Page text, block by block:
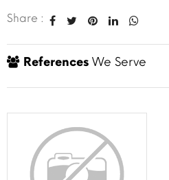
Share :
References We Serve